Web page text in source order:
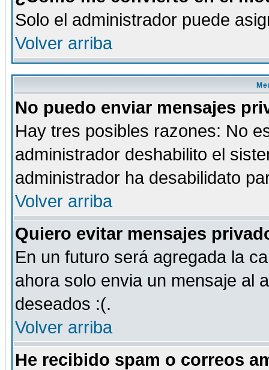
Solo el administrador puede
Volver arriba
No puedo enviar mensajes
Hay tres posibles razones: No
administrador deshabilito el
administrador ha desabilidato
Volver arriba
Quiero evitar mensajes
En un futuro será agregada la
ahora solo envia un mensaje al
deseados :(.
Volver arriba
He recibido spam o correos